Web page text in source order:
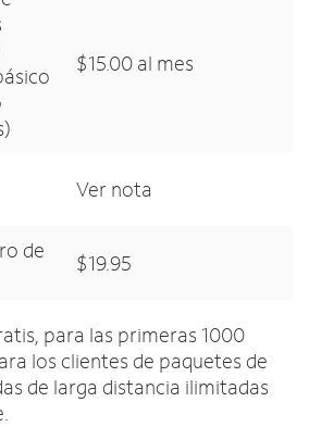
$15.00 al mes
Ver nota
de
$19.95
para las primeras 1000
los clientes de paquetes de
de larga distancia ilimitadas